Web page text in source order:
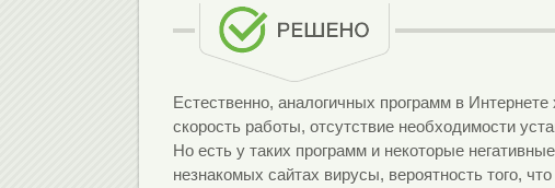
Естественно, аналогичных программ в
скорость работы, отсутствие необходимости
Но есть у таких программ и некоторые
незнакомых сайтах вирусы, вероятность того,